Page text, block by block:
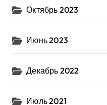
Октябрь 2023
Июнь 2023
Декабрь 2022
Июль 2021